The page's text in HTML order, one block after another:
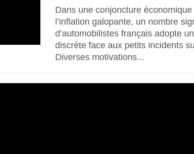
Dans une conjoncture
l’inflation galopante, un nombre
d’automobilistes français adopte
discrète face aux petits incidents
Diverses motivations...